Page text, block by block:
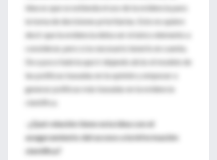
idea es que se extienda el uso de la evidencia para
la toma de decisiones prioritarias. Esto no quiere
decir que la evidencia deba ser el único elemento a
considerar, pero sí es necesario tenerlo en cuenta.
De a poco habría que ir dejando atrás el modelo de
las políticas basadas en la opinión y empezar a
generar políticas más basadas en la evidencia
científica.
-¿Qué relación tiene esta idea con el
aseguramiento del acceso a la información
científica?